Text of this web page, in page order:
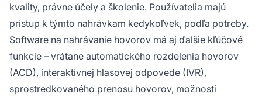
kvality, právne účely a školenie. Používatelia majú
prístup k týmto nahrávkam kedykoľvek, podľa potreby.
Software na nahrávanie hovorov má aj ďalšie kľúčové
funkcie – vrátane automatického rozdelenia hovorov
(ACD), interaktívnej hlasovej odpovede (IVR),
sprostredkovaného prenosu hovorov, možnosti